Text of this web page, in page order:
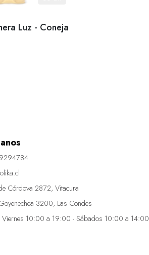
Luz - Coneja
Córdova 2872, Vitacura
3200, Las Condes
Viernes 10:00 a 19:00 - Sábados 10:00 a 14:00